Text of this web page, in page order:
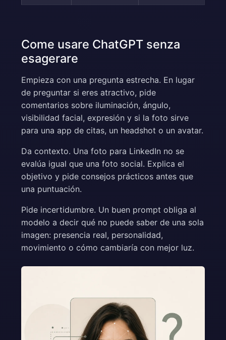
Come usare ChatGPT senza
esagerare
Empieza con una pregunta estrecha. En lugar
de preguntar si eres atractivo, pide
comentarios sobre iluminación, ángulo,
visibilidad facial, expresión y si la foto sirve
para una app de citas, un headshot o un avatar.
Da contexto. Una foto para LinkedIn no se
evalúa igual que una foto social. Explica el
objetivo y pide consejos prácticos antes que
una puntuación.
Pide incertidumbre. Un buen prompt obliga al
modelo a decir qué no puede saber de una sola
imagen: presencia real, personalidad,
movimiento o cómo cambiaría con mejor luz.